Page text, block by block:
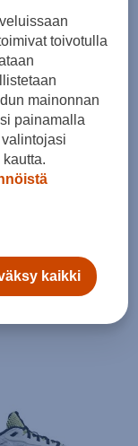
(0)
4 M - juoksukengät
toivotulla
mainonnan
painamalla
valintojasi
kautta.
kaikki